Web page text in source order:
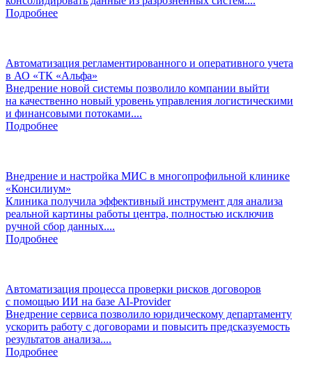
Подробнее
Автоматизация регламентированного и оперативного учета
в АО «ТК «Альфа»
Внедрение новой системы позволило компании выйти
на качественно новый уровень управления логистическими
и финансовыми потоками....
Подробнее
Внедрение и настройка МИС в многопрофильной клинике
«Консилиум»
Клиника получила эффективный инструмент для анализа
реальной картины работы центра, полностью исключив
ручной сбор данных....
Подробнее
Автоматизация процесса проверки рисков договоров
с помощью ИИ на базе AI-Provider
Внедрение сервиса позволило юридическому департаменту
ускорить работу с договорами и повысить предсказуемость
результатов анализа....
Подробнее